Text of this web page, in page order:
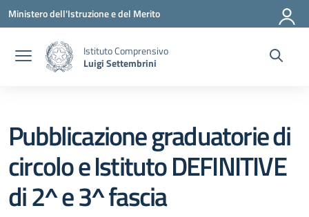
Vai ai contenuti
Vai al menu di navigazione
Vai al footer
Ministero dell'Istruzione e del Merito
Istituto Comprensivo
Luigi Settembrini
Pubblicazione graduatorie di
circolo e Istituto DEFINITIVE
di 2^ e 3^ fascia